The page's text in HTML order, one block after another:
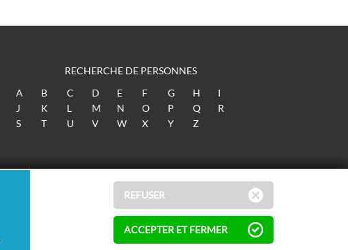
RECHERCHE DE PERSONNES
A
B C D E F G H
I
J
K L M N O P Q
R
S
T U V W X Y Z
REFUSER
ACCEPTER ET FERMER